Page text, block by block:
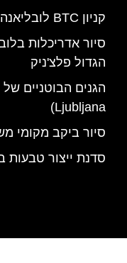
קניון BTC לובליאנה – כל מה שצריך לדעת
סיור אדריכלות
הגדול פלצ'ניק
Ljubljana)
סיור ביקב מקומי
סדנת ייצור טבעות